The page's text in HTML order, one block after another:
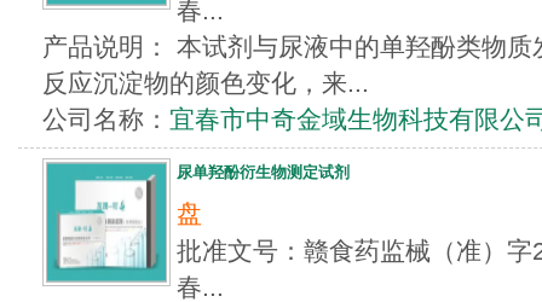
春...
产品说明： 本试剂与尿液中的单羟酚类物
反应沉淀物的颜色变化，来...
公司名称： 宜春市中奇金域生物科技有限公
尿单羟酚衍生物测定试剂
盘
批准文号：赣食药监械（准）
春...